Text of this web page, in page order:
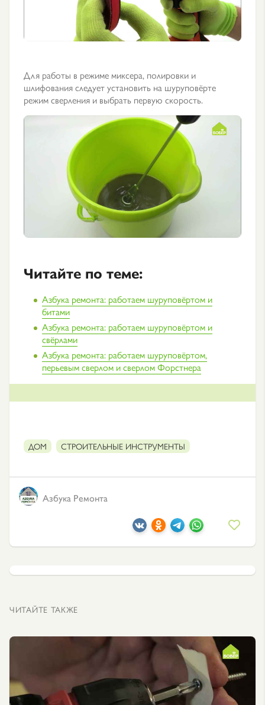
Для работы в режиме миксера, полировки и
шлифования следует установить на шуруповёрте
режим сверления и выбрать первую скорость.
Читайте по теме:
Азбука ремонта: работаем шуруповёртом и
битами
Азбука ремонта: работаем шуруповёртом и
свёрлами
Азбука ремонта: работаем шуруповёртом,
перьевым сверлом и сверлом Форстнера
ДОМ СТРОИТЕЛЬНЫЕ ИНСТРУМЕНТЫ
Азбука Ремонта
ЧИТАЙТЕ ТАКЖЕ